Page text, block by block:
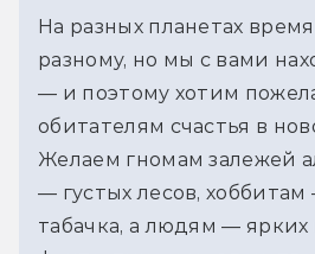
На разных планетах
разному, но мы с вами
— и поэтому хотим
обитателям счастья в
Желаем гномам залежей
— густых лесов, хоббитам
табачка, а людям — ярких